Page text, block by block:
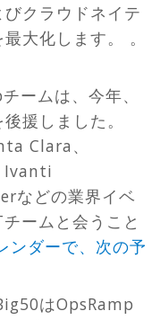
クラウドネイテ
大化します。 。
ームは、今年、
援しました。
Clara、
Ivanti
などの業界イベ
ームと会うこと
ンダーで、次の予
はOpsRamp